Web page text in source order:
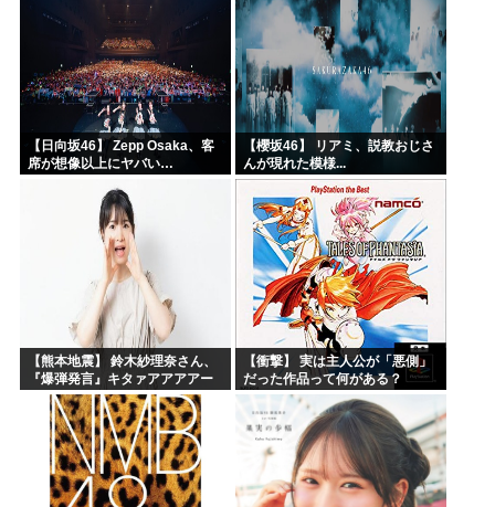
【日向坂46】 Zepp Osaka、客
席が想像以上にヤバい…
【櫻坂46】 リアミ、説教おじさ
んが現れた模様...
【熊本地震】 鈴木紗理奈さん、
『爆弾発言』キタァアアアアー
ーーーーー！！
【衝撃】 実は主人公が「悪側」
だった作品って何がある？